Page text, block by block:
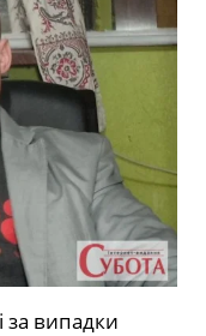
за випадки